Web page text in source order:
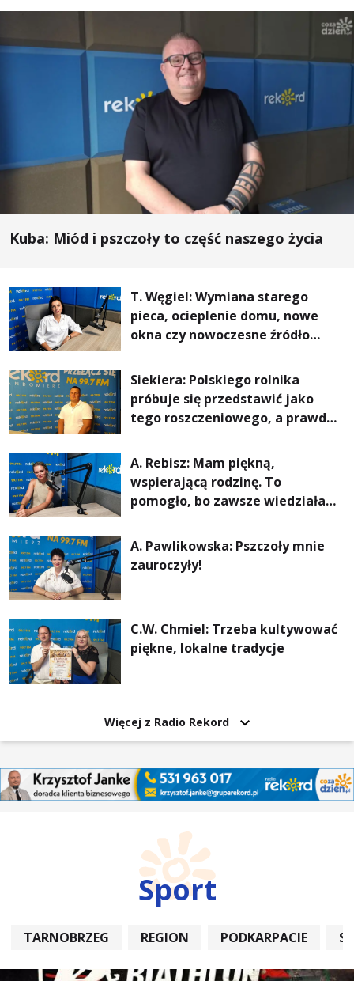
Kuba: Miód i pszczoły to część naszego życia
T. Węgiel: Wymiana starego
pieca, ocieplenie domu, nowe
okna czy nowoczesne źródło
rachunki za energię, lepszy
komfort życia i... czystsze
powietrze
Siekiera: Polskiego rolnika
próbuje się przedstawić jako
tego roszczeniowego, a prawda
A. Rebisz: Mam piękną,
wspierającą rodzinę. To
pomogło, bo zawsze wiedziałam,
najważniejsza
A. Pawlikowska: Pszczoły mnie
zauroczyły!
C.W. Chmiel: Trzeba kultywować
piękne, lokalne tradycje
Więcej z Radio Rekord
Sport
TARNOBRZEG REGION PODKARPACIE